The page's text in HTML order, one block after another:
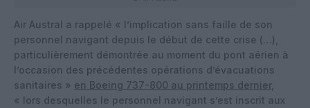
Air Austral a rappelé « l’implication sans faille de son
personnel navigant depuis le début de cette crise (…),
particulièrement démontrée au moment du pont aérien à
l’occasion des précédentes opérations d’évacuations
sanitaires » en Boeing 737-800 au printemps dernier,
« lors desquelles le personnel navigant s’est inscrit aux